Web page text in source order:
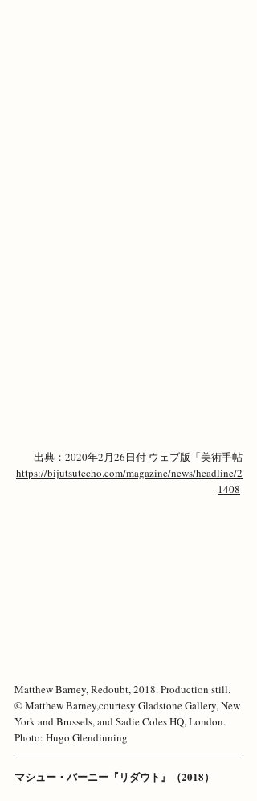
出典：2020年2月26日付 ウェブ版「美術手帖
https://bijutsutecho.com/magazine/news/headline/2
1408
Matthew Barney, Redoubt, 2018. Production still.
© Matthew Barney,courtesy Gladstone Gallery, New
York and Brussels, and Sadie Coles HQ, London.
Photo: Hugo Glendinning
マシュー・バーニー『リダウト』（2018）